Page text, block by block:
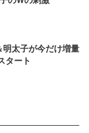
太子が今だけ増量
タート